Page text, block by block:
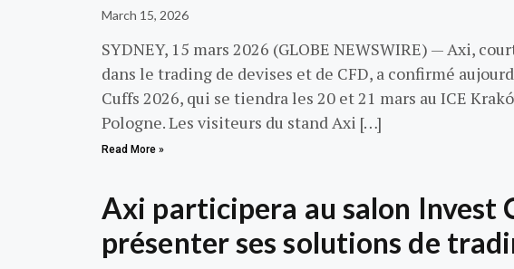
March 15, 2026
SYDNEY, 15 mars 2026 (GLOBE NEWSWIRE) — Axi,
dans le trading de devises et de CFD, a confirmé
Cuffs 2026, qui se tiendra les 20 et 21 mars au ICE
Pologne. Les visiteurs du stand Axi […]
Read More »
Axi participera au salon Invest
présenter ses solutions de